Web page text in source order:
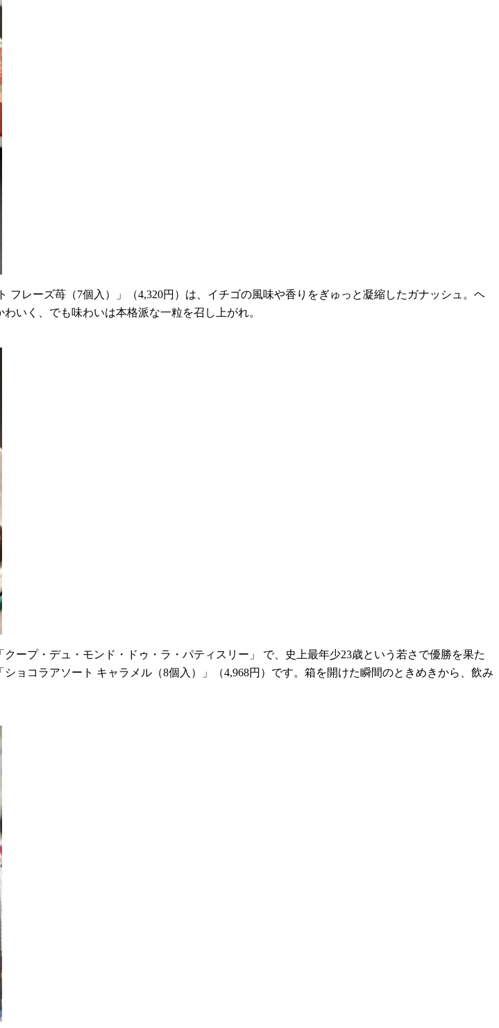
レーズ苺（7個入）」（4,320円）は、イチゴの風味や香りをぎゅっと凝縮したガナッシュ。ヘ
いく、でも味わいは本格派な一粒を召し上がれ。
ープ・デュ・モンド・ドゥ・ラ・パティスリー」 で、史上最年少23歳という若さで優勝を果た
ョコラアソート キャラメル（8個入）」（4,968円）です。箱を開けた瞬間のときめきから、飲み